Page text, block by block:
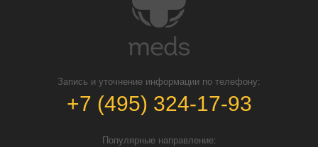
Запись и уточнение информации по телефону:
+7 (495) 324-17-93
Популярные направление: